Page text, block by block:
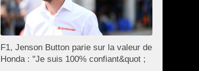
F1, Jenson Button parie sur la valeur de
Honda : "Je suis 100% confiant&quot ;